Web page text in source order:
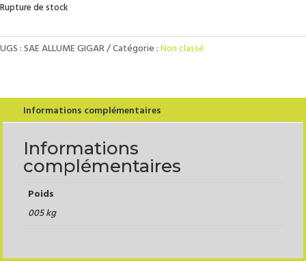
Rupture de stock
UGS :SAE ALLUME GIGAR Catégorie :Non classé
Informations complémentaires
Informations
complémentaires
Poids
005 kg